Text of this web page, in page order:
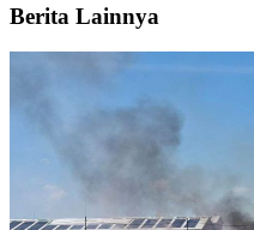
Berita Lainnya